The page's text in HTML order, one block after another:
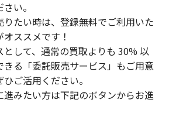
い。
たい時は、登録無料でご利用いた
ススメです！
して、通常の買取よりも 30% 以
る「委託販売サービス」もご用意
ご活用ください。
みたい方は下記のボタンからお進